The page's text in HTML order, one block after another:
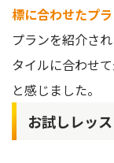
標に合わせたプ
プランを紹介さ
タイルに合わせ
と感じました。
お試しレッ